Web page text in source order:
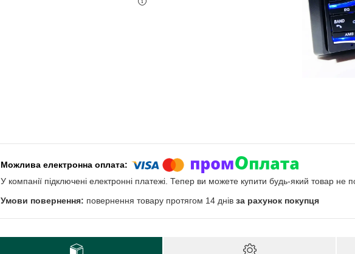
У компанії підключені електронні платежі. Тепер ви можете купити будь-який товар не
повернення товару протягом 14 днів за рахунок покупця